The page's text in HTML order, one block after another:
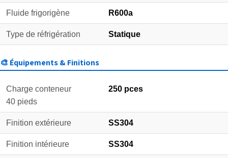
Fluide frigorigène R600a
Type de réfrigération Statique
🎨 Équipements & Finitions
Charge conteneur
40 pieds
250 pces
Finition extérieure SS304
Finition intérieure SS304